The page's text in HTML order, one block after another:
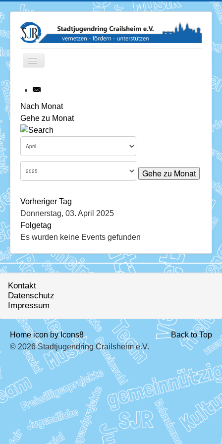
Toggle
News
Termine
Über uns
Services
Download
Ratskeller
Nach Monat
Gehe zu Monat
Gehe zu Monat
Vorheriger Tag
Donnerstag, 03. April 2025
Folgetag
Es wurden keine Events gefunden
Kontakt
Datenschutz
Impressum
Home icon by Icons8
Back to Top
© 2026 Stadtjugendring Crailsheim e.V.